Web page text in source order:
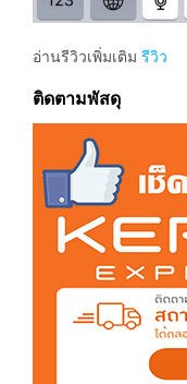
อ่านรีวิวเพิ่มเติม รีวิว
ติดตามพัสดุ